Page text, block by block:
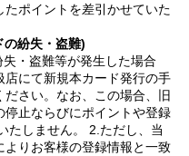
たポイントを差引かせていた
紛失・盗難)
・盗難等が発生した場合
店にて新規本カード発行の手
ださい。なお、この場合、旧
停止ならびにポイントや登録
たしません。 2.ただし、当
よりお客様の登録情報と一致